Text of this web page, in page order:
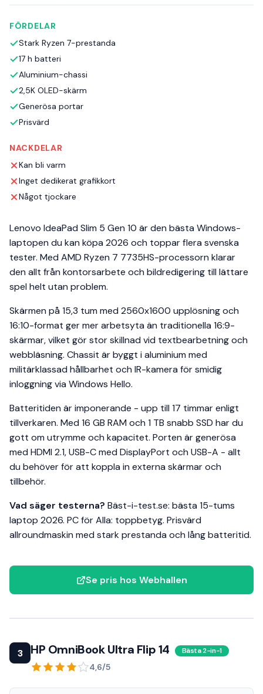
FÖRDELAR
Stark Ryzen 7-prestanda
17 h batteri
Aluminium-chassi
2,5K OLED-skärm
Generösa portar
Prisvärd
NACKDELAR
Kan bli varm
Inget dedikerat grafikkort
Något tjockare
Lenovo IdeaPad Slim 5 Gen 10 är den bästa Windows-
laptopen du kan köpa 2026 och toppar flera svenska
tester. Med AMD Ryzen 7 7735HS-processorn klarar
den allt från kontorsarbete och bildredigering till lättare
spel helt utan problem.
Skärmen på 15,3 tum med 2560x1600 upplösning och
16:10-format ger mer arbetsyta än traditionella 16:9-
skärmar, vilket gör stor skillnad vid textbearbetning och
webbläsning. Chassit är byggt i aluminium med
militärklassad hållbarhet och IR-kamera för smidig
inloggning via Windows Hello.
Batteritiden är imponerande - upp till 17 timmar enligt
tillverkaren. Med 16 GB RAM och 1 TB snabb SSD har du
gott om utrymme och kapacitet. Porten är generösa
med HDMI 2.1, USB-C med DisplayPort och USB-A - allt
du behöver för att koppla in externa skärmar och
tillbehör.
Vad säger testerna? Bäst-i-test.se: bästa 15-tums
laptop 2026. PC för Alla: toppbetyg. Prisvärd
allroundmaskin med stark prestanda och lång batteritid.
Se pris hos Webhallen
3 HP OmniBook Ultra Flip 14 Bästa 2-in-1
4,6/5